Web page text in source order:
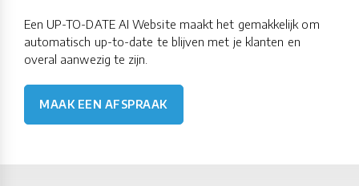
Een UP-TO-DATE AI Website maakt het gemakkelijk om
automatisch up-to-date te blijven met je klanten en
overal aanwezig te zijn.
MAAK EEN AFSPRAAK